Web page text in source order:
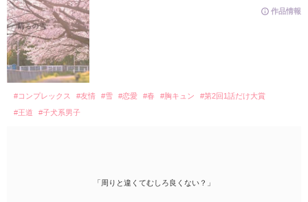
作品情報
#コンプレックス #友情 #雪 #恋愛 #春 #胸キュン
#第2回1話だけ大賞
#王道
#子犬系男子
「周りと違くてむしろ良くない？」